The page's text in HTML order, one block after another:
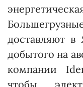
доставляют
добытого на
компании
чтобы